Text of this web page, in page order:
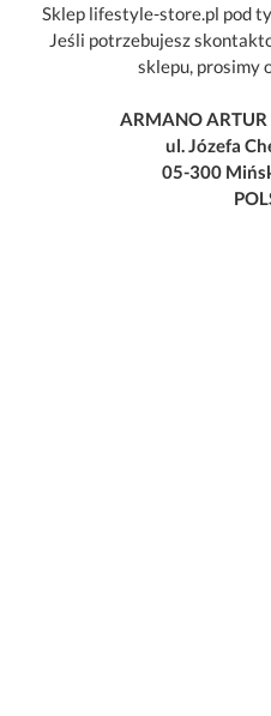
Sklep lifestyle-store.pl pod
Jeśli potrzebujesz
sklepu, prosimy
ARMANO
ul. Józefa
05-300